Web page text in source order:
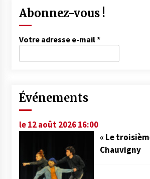
Abonnez-vous !
Votre adresse e-mail*
Événements
le 12 août 2026 16:00
« Le
Chauvigny